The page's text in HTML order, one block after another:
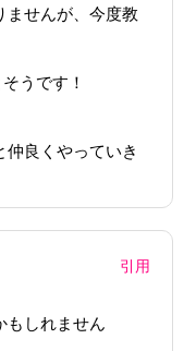
ませんが、今度教
うです！
仲良くやっていき
引用
もしれません